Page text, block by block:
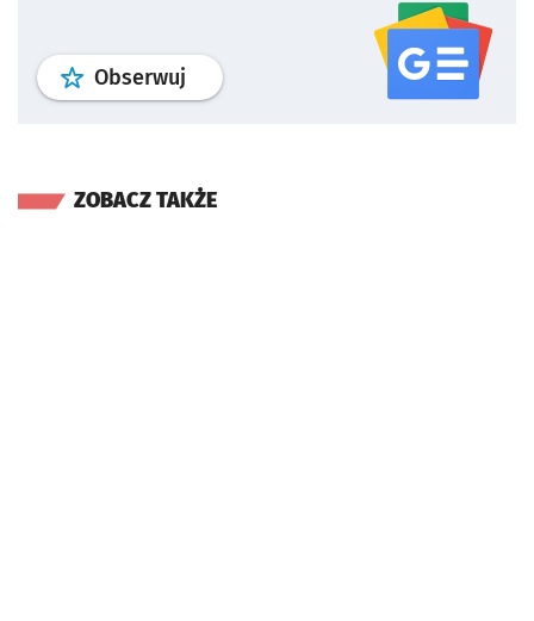
Obserwuj profil serwisu
ZOBACZ TAKŻE